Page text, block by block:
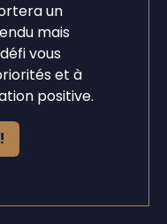
un
mais
vous
et à
positive.